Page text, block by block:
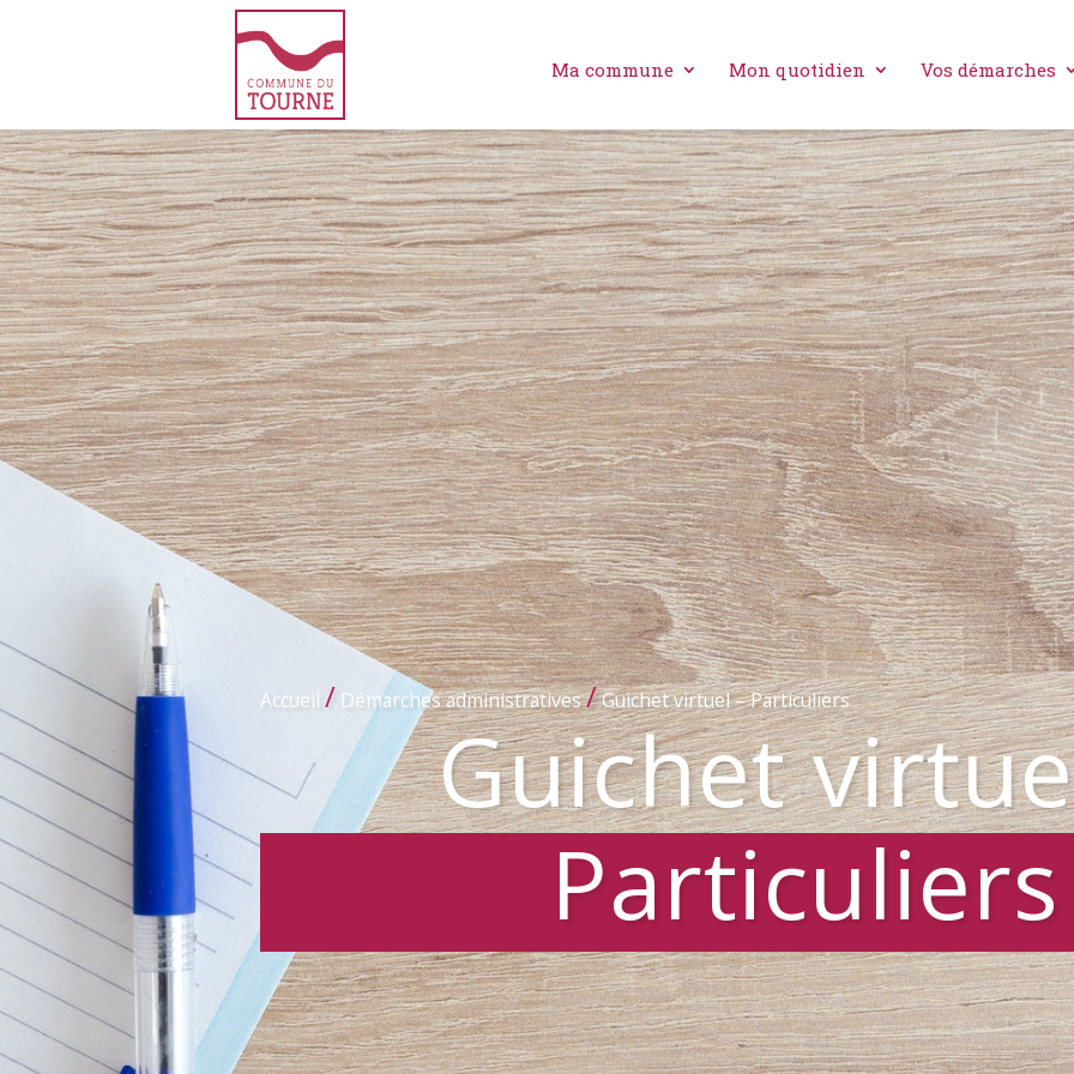
Ma commune Mon quotidien Vos démarches
Accueil / Démarches administratives/Guichet virtuel – Particuliers
Guichet
Particuliers